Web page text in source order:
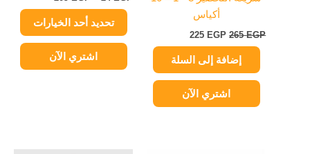
أكياس
265EGP
225 EGP
إضافة إلى السلة
اشتري الآن
تحديد أحد الخيارات
صفحة
المنتج
اشتري الآن